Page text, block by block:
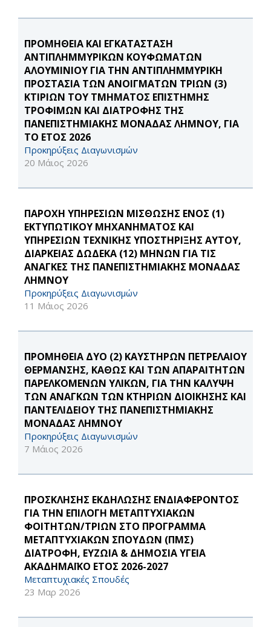
ΠΡΟΜΗΘΕΙΑ ΚΑΙ ΕΓΚΑΤΑΣΤΑΣΗ
ΑΝΤΙΠΛΗΜΜΥΡΙΚΩΝ ΚΟΥΦΩΜΑΤΩΝ
ΑΛΟΥΜΙΝΙΟΥ ΓΙΑ ΤΗΝ ΑΝΤΙΠΛΗΜΜΥΡΙΚΗ
ΠΡΟΣΤΑΣΙΑ ΤΩΝ ΑΝΟΙΓΜΑΤΩΝ ΤΡΙΩΝ (3)
ΚΤΙΡΙΩΝ ΤΟΥ ΤΜΗΜΑΤΟΣ ΕΠΙΣΤΗΜΗΣ
ΤΡΟΦΙΜΩΝ ΚΑΙ ΔΙΑΤΡΟΦΗΣ ΤΗΣ
ΠΑΝΕΠΙΣΤΗΜΙΑΚΗΣ ΜΟΝΑΔΑΣ ΛΗΜΝΟΥ, ΓΙΑ
ΤΟ ΕΤΟΣ 2026
Προκηρύξεις Διαγωνισμών
20 Μάιος 2026
ΠΑΡΟΧΗ ΥΠΗΡΕΣΙΩΝ ΜΙΣΘΩΣΗΣ ΕΝΟΣ (1)
ΕΚΤΥΠΩΤΙΚΟΥ ΜΗΧΑΝΗΜΑΤΟΣ ΚΑΙ
ΥΠΗΡΕΣΙΩΝ ΤΕΧΝΙΚΗΣ ΥΠΟΣΤΗΡΙΞΗΣ ΑΥΤΟΥ,
ΔΙΑΡΚΕΙΑΣ ΔΩΔΕΚΑ (12) ΜΗΝΩΝ ΓΙΑ ΤΙΣ
ΑΝΑΓΚΕΣ ΤΗΣ ΠΑΝΕΠΙΣΤΗΜΙΑΚΗΣ ΜΟΝΑΔΑΣ
ΛΗΜΝΟΥ
Προκηρύξεις Διαγωνισμών
11 Μάιος 2026
ΠΡΟΜΗΘΕΙΑ ΔΥΟ (2) ΚΑΥΣΤΗΡΩΝ ΠΕΤΡΕΛΑΙΟΥ
ΘΕΡΜΑΝΣΗΣ, ΚΑΘΩΣ ΚΑΙ ΤΩΝ ΑΠΑΡΑΙΤΗΤΩΝ
ΠΑΡΕΛΚΟΜΕΝΩΝ ΥΛΙΚΩΝ, ΓΙΑ ΤΗΝ ΚΑΛΥΨΗ
ΤΩΝ ΑΝΑΓΚΩΝ ΤΩΝ ΚΤΗΡΙΩΝ ΔΙΟΙΚΗΣΗΣ ΚΑΙ
ΠΑΝΤΕΛΙΔΕΙΟΥ ΤΗΣ ΠΑΝΕΠΙΣΤΗΜΙΑΚΗΣ
ΜΟΝΑΔΑΣ ΛΗΜΝΟΥ
Προκηρύξεις Διαγωνισμών
7 Μάιος 2026
ΠΡΟΣΚΛΗΣΗΣ ΕΚΔΗΛΩΣΗΣ ΕΝΔΙΑΦΕΡΟΝΤΟΣ
ΓΙΑ ΤΗΝ ΕΠΙΛΟΓΗ ΜΕΤΑΠΤΥΧΙΑΚΩΝ
ΦΟΙΤΗΤΩΝ/ΤΡΙΩΝ ΣΤΟ ΠΡΟΓΡΑΜΜΑ
ΜΕΤΑΠΤΥΧΙΑΚΩΝ ΣΠΟΥΔΩΝ (ΠΜΣ)
ΔΙΑΤΡΟΦΗ, ΕΥΖΩΙΑ & ΔΗΜΟΣΙΑ ΥΓΕΙΑ
ΑΚΑΔΗΜΑΪΚΟ ΕΤΟΣ 2026-2027
Μεταπτυχιακές Σπουδές
23 Μαρ 2026